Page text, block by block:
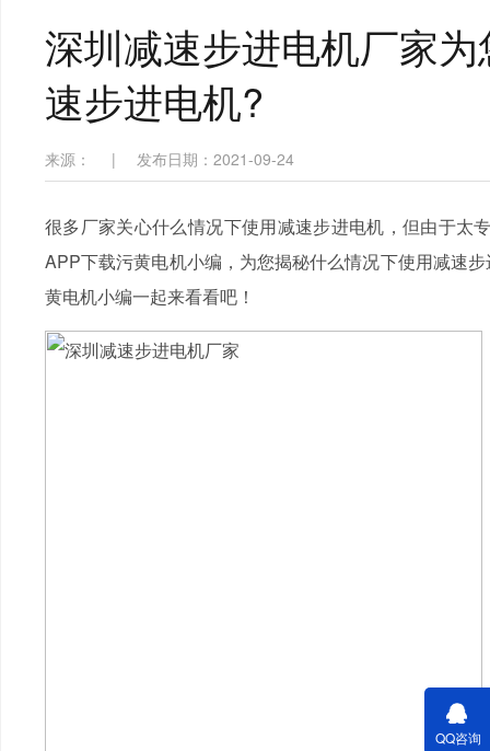
深圳减速步进电机厂家
速步进电机?
来源： | 发布日期：2021-09-24
很多厂家关心什么情况下使用减速步进电机，但由于太
APP下载污黄电机小编，为您揭秘什么情况下使用减速
黄电机小编一起来看看吧！
QQ咨询